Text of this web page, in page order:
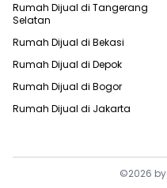
Rumah Dijual di Tangerang
Selatan
Rumah Dijual di Bekasi
Rumah Dijual di Depok
Rumah Dijual di Bogor
Rumah Dijual di Jakarta
©2026 by